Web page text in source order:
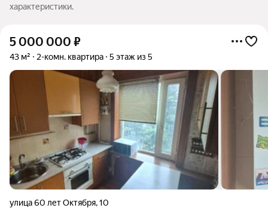
характеристики.
5 000 000 ₽
43 м² 2-комн. квартира 5 этаж из 5
улица 60 лет Октября,10